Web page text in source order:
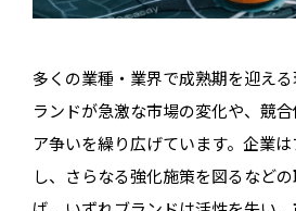
多くの業種・業界で成熟期を迎え
ランドが急激な市場の変化や、競
ア争いを繰り広げています。企業
し、さらなる強化施策を図るなど